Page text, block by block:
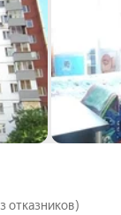
отказников)